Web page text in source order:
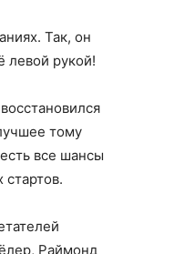
Так, он
левой рукой!
тому
все шансы
Раймонд